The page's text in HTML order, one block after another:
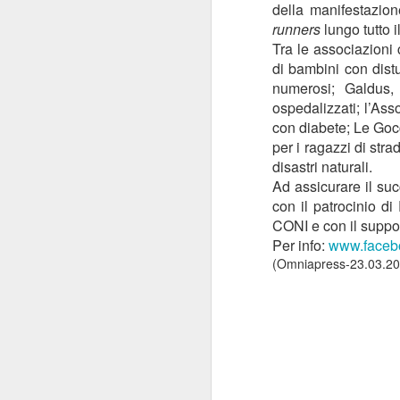
della
runners lungo tutto
Tra le associazioni
di bambini con
numerosi;
ospedalizzati;
con diabete; Le
per i ragazzi di
disastri naturali.
Ad assicurare il
con il patrocinio di
CONI e con il
Per info:
(Omniapress-
“Il 40% del Servizio sanitario
all’interno di Regione Lombardia -
afferma Potestio - viene svolto dai
privati accreditati.